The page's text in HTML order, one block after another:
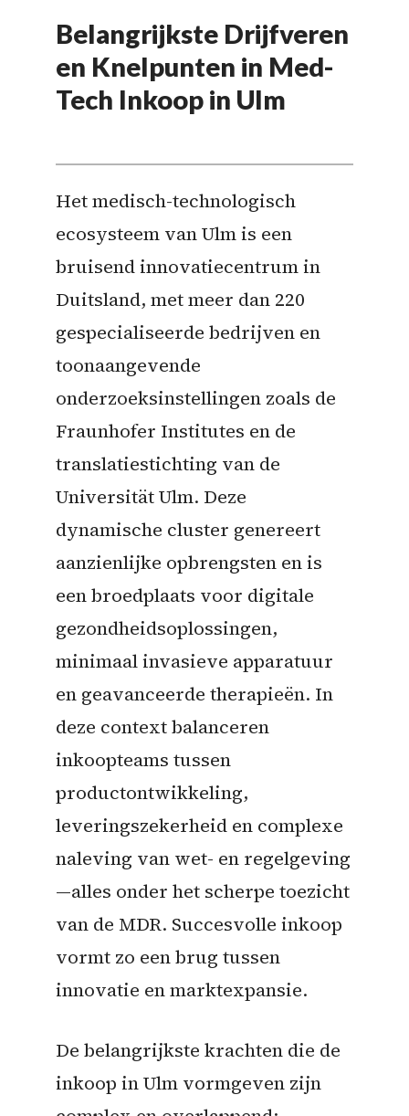
Belangrijkste Drijfveren
en Knelpunten in Med-
Tech Inkoop in Ulm
Het medisch-technologisch
ecosysteem van Ulm is een
bruisend innovatiecentrum in
Duitsland, met meer dan 220
gespecialiseerde bedrijven en
toonaangevende
onderzoeksinstellingen zoals de
Fraunhofer Institutes en de
translatiestichting van de
Universität Ulm. Deze
dynamische cluster genereert
aanzienlijke opbrengsten en is
een broedplaats voor digitale
gezondheidsoplossingen,
minimaal invasieve apparatuur
en geavanceerde therapieën. In
deze context balanceren
inkoopteams tussen
productontwikkeling,
leveringszekerheid en complexe
naleving van wet- en regelgeving
—alles onder het scherpe toezicht
van de MDR. Succesvolle inkoop
vormt zo een brug tussen
innovatie en marktexpansie.
De belangrijkste krachten die de
inkoop in Ulm vormgeven zijn